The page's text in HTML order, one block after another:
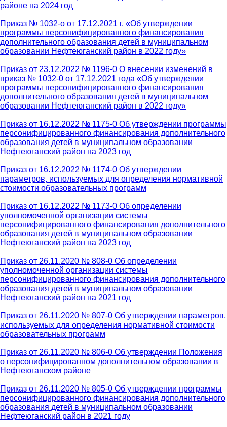
районе на 2024 год
Приказ № 1032-о от 17.12.2021 г. «Об утверждении
программы персонифицированного финансирования
дополнительного образования детей в муниципальном
образовании Нефтеюганский район в 2022 году»
Приказ от 23.12.2022 № 1196-0 О внесении изменений в
приказ № 1032-0 от 17.12.2021 года «Об утверждении
программы персонифицированного финансирования
дополнительного образования детей в муниципальном
образовании Нефтеюганский район в 2022 году»
Приказ от 16.12.2022 № 1175-0 Об утверждении программы
персонифицированного финансирования дополнительного
образования детей в муниципальном образовании
Нефтеюганский район на 2023 год
Приказ от 16.12.2022 № 1174-0 Об утверждении
параметров, используемых для определения нормативной
стоимости образовательных программ
Приказ от 16.12.2022 № 1173-0 Об определении
уполномоченной организации системы
персонифицированного финансирования дополнительного
образования детей в муниципальном образовании
Нефтеюганский район на 2023 год
Приказ от 26.11.2020 № 808-0 Об определении
уполномоченной организации системы
персонифицированного финансирования дополнительного
образования детей в муниципальном образовании
Нефтеюганский район на 2021 год
Приказ от 26.11.2020 № 807-0 Об утверждении параметров,
используемых для определения нормативной стоимости
образовательных программ
Приказ от 26.11.2020 № 806-0 Об утверждении Положения
о персонифицированном дополнительном образовании в
Нефтеюганском районе
Приказ от 26.11.2020 № 805-0 Об утверждении программы
персонифицированного финансирования дополнительного
образования детей в муниципальном образовании
Нефтеюганский район в 2021 году